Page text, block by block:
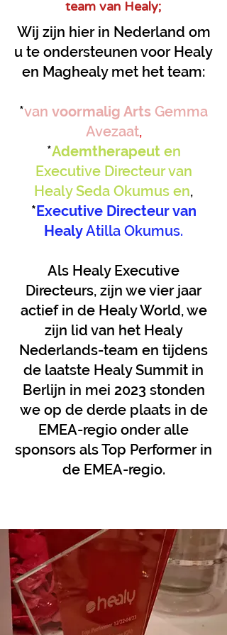
team van Healy;
Wij zijn hier in Nederland om
u te ondersteunen voor Healy
en Maghealy met het team:
*van voormalig Arts Gemma
Avezaat,
*Ademtherapeut en
Executive Directeur van
Healy Seda Okumus en,
*Executive Directeur van
HealyAtilla Okumus.
Als Healy Executive
Directeurs, zijn we vier jaar
actief in de Healy World, we
zijn lid van het Healy
Nederlands-team en tijdens
de laatste Healy Summit in
Berlijn in mei 2023 stonden
we op de derde plaats in de
EMEA-regio onder alle
sponsors als Top Performer in
de EMEA-regio.